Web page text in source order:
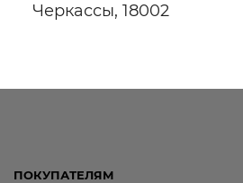
Черкассы, 18002
ПОКУПАТЕЛЯМ